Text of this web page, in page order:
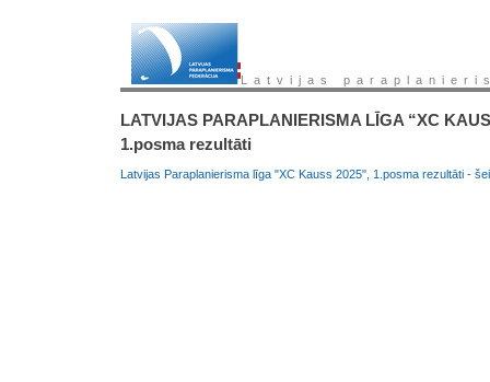
Latvijas
LATVIJAS PARAPLANIERISMA LĪGA “XC
1.posma rezultāti
Latvijas Paraplanierisma līga "XC Kauss 2025", 1.posma rezultāti -